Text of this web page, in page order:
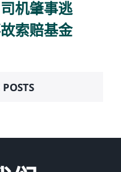
机肇事逃
索赔基金